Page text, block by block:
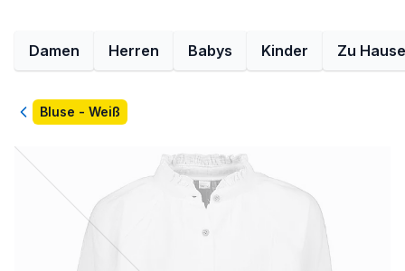
Damen Herren Babys Kinder Zu Hause
ZurückBluse - Weiß